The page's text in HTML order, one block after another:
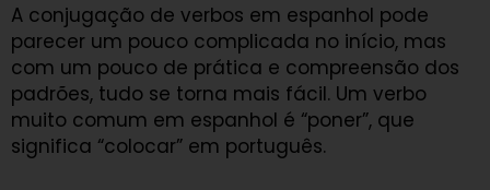
A conjugação de verbos em espanhol pode
parecer um pouco complicada no início, mas
com um pouco de prática e compreensão dos
padrões, tudo se torna mais fácil. Um verbo
muito comum em espanhol é “poner”, que
significa “colocar” em português.